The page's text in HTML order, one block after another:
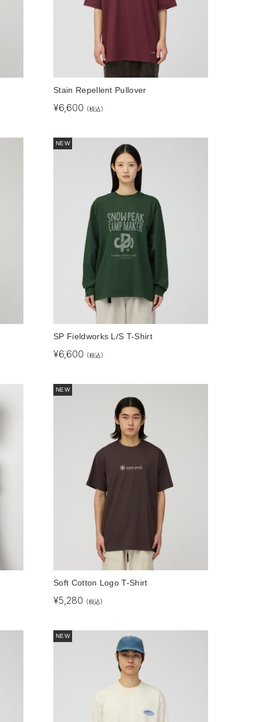
Stain Repellent Pullover
¥6,600 (税込)
NEW
SP Fieldworks L/S T-Shirt
¥6,600 (税込)
NEW
Soft Cotton Logo T-Shirt
¥5,280 (税込)
NEW